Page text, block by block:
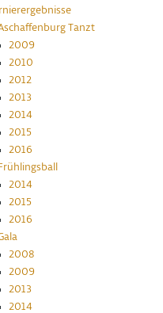
Tanzt
2009
2010
2012
2013
2014
2015
2016
2014
2015
2016
2008
2009
2013
2014